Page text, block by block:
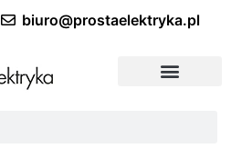
biuro@prostaelektryka.pl